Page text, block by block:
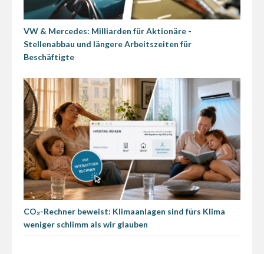
VW & Mercedes: Milliarden für Aktionäre -
Stellenabbau und längere Arbeitszeiten für
Beschäftigte
CO₂-Rechner beweist: Klimaanlagen sind fürs Klima
weniger schlimm als wir glauben